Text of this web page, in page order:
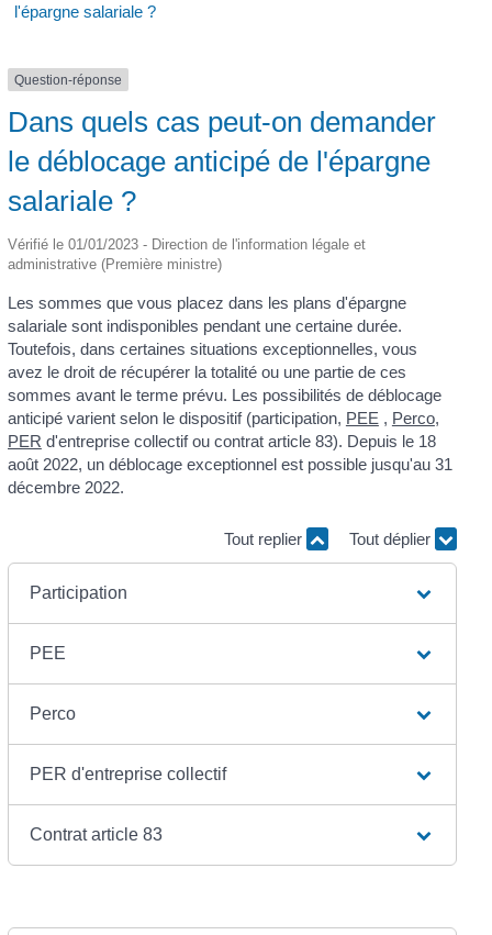
l'épargne salariale ?
Question-réponse
Dans quels cas peut-on demander
le déblocage anticipé de l'épargne
salariale ?
Vérifié le 01/01/2023 - Direction de l'information légale et
administrative (Première ministre)
Les sommes que vous placez dans les plans d'épargne
salariale sont indisponibles pendant une certaine durée.
Toutefois, dans certaines situations exceptionnelles, vous
avez le droit de récupérer la totalité ou une partie de ces
sommes avant le terme prévu. Les possibilités de déblocage
anticipé varient selon le dispositif (participation, PEE , Perco,
PER d'entreprise collectif ou contrat article 83). Depuis le 18
août 2022, un déblocage exceptionnel est possible jusqu'au 31
décembre 2022.
Tout replier Tout déplier
Participation
PEE
Perco
PER d'entreprise collectif
Contrat article 83